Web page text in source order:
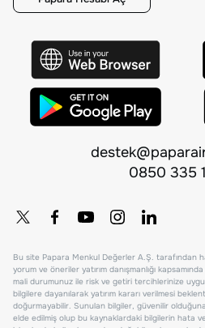
0850 335
Bu site Papara Menkul Değerler A.Ş. tarafından
yorum ve öneriler yatırım danışmanlığı
mali durumunuz ile risk ve getiri tercihlerinize
bilgilere dayanılarak yatırım kararı verilmesi
doğurmayabilir. Sunulan bilgiler, güvenilir
elde edilmiş olup bu kaynaklardaki bilgilerin hata